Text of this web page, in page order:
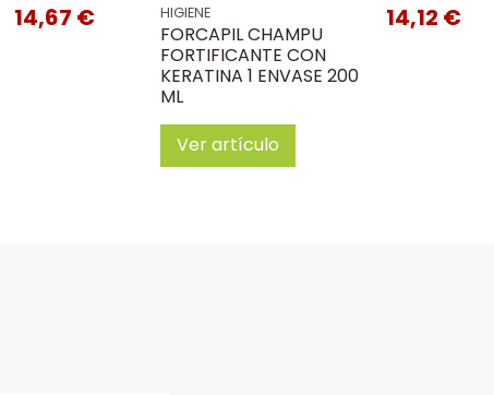
14,67 € HIGIENE
FORCAPIL CHAMPU
FORTIFICANTE CON
KERATINA 1 ENVASE 200
ML
14,12 €
Ver artículo